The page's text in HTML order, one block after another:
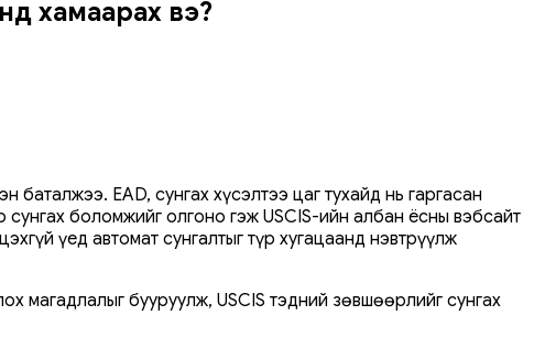
хамаарах вэ?
EAD, сунгах хүсэлтээ цаг тухайд нь гаргасан
боломжийг олгоно гэж USCIS-ийн албан ёсны вэбсайт
үед автомат сунгалтыг түр хугацаанд нэвтрүүлж
магадлалыг бууруулж, USCIS тэдний зөвшөөрлийг сунгах